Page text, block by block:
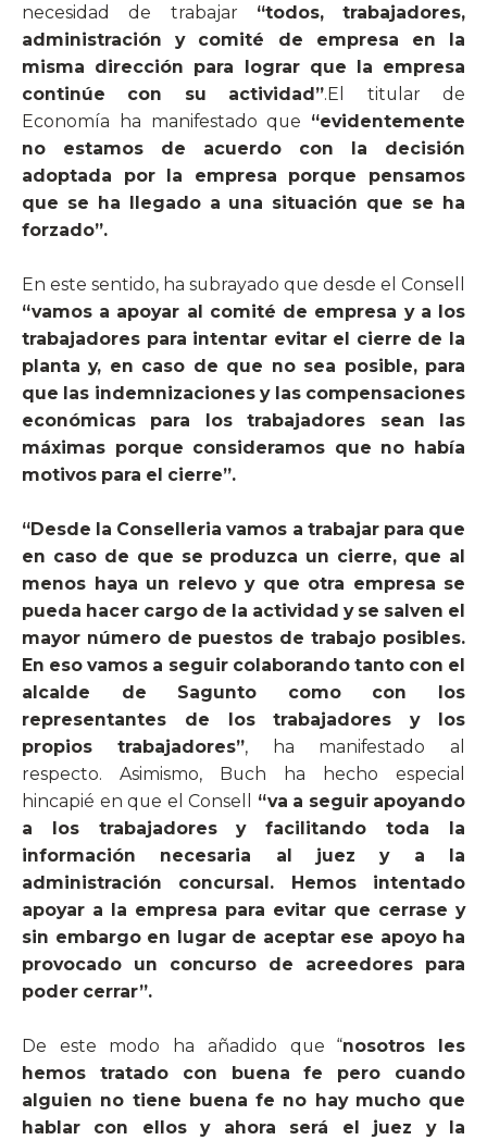
necesidad de trabajar “todos, trabajadores,
administración y comité de empresa en la
misma dirección para lograr que la empresa
continúe con su actividad”.El titular de
Economía ha manifestado que “evidentemente
no estamos de acuerdo con la decisión
adoptada por la empresa porque pensamos
que se ha llegado a una situación que se ha
forzado”.
En este sentido, ha subrayado que desde el Consell
“vamos a apoyar al comité de empresa y a los
trabajadores para intentar evitar el cierre de la
planta y, en caso de que no sea posible, para
que las indemnizaciones y las compensaciones
económicas para los trabajadores sean las
máximas porque consideramos que no había
motivos para el cierre”.
“Desde la Conselleria vamos a trabajar para que
en caso de que se produzca un cierre, que al
menos haya un relevo y que otra empresa se
pueda hacer cargo de la actividad y se salven el
mayor número de puestos de trabajo posibles.
En eso vamos a seguir colaborando tanto con el
alcalde de Sagunto como con los
representantes de los trabajadores y los
propios trabajadores”, ha manifestado al
respecto. Asimismo, Buch ha hecho especial
hincapié en que el Consell “va a seguir apoyando
a los trabajadores y facilitando toda la
información necesaria al juez y a la
administración concursal. Hemos intentado
apoyar a la empresa para evitar que cerrase y
sin embargo en lugar de aceptar ese apoyo ha
provocado un concurso de acreedores para
poder cerrar”.
De este modo ha añadido que “nosotros les
hemos tratado con buena fe pero cuando
alguien no tiene buena fe no hay mucho que
hablar con ellos y ahora será el juez y la